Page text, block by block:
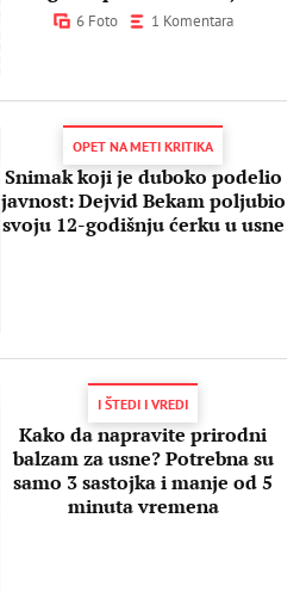
6 Foto 1 Komentara
OPET NA METI KRITIKA
Snimak koji je duboko podelio
javnost: Dejvid Bekam poljubio
svoju 12-godišnju ćerku u usne
I ŠTEDI I VREDI
Kako da napravite prirodni
balzam za usne? Potrebna su
samo 3 sastojka i manje od 5
minuta vremena